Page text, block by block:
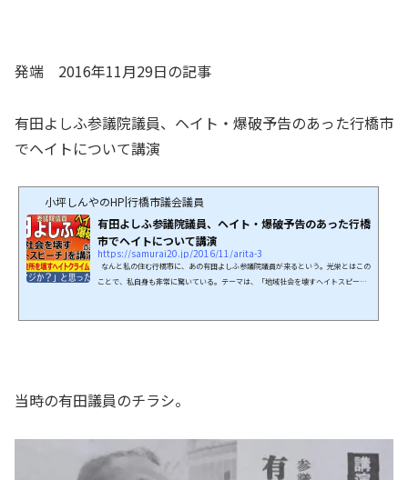
発端 2016年11月29日の記事
有田よしふ参議院議員、ヘイト・爆破予告のあった行橋市
でヘイトについて講演
小坪しんやのHP|行橋市議会議員
有田よしふ参議院議員、ヘイト・爆破予告のあった行橋
市でヘイトについて講演
https://samurai20.jp/2016/11/arita-3
なんと私の住む行橋市に、あの有田よしふ参議院議員が来るという。光栄とはこの
ことで、私自身も非常に驚いている。テーマは、「地域社会を壊すヘイトスピー
当時の有田議員のチラシ。